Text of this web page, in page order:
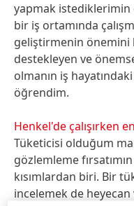
yapmak
bir iş ortamında
geliştirmenin önemini
destekleyen ve
olmanın iş
öğrendim.
Henkel'de çalışırken
Tüketicisi olduğum
gözlemleme
kısımlardan biri. Bir
incelemek de